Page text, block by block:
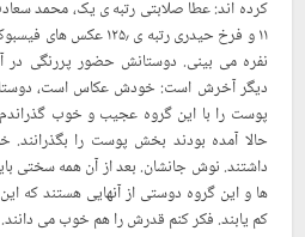
۱۱ و فرخ حیدری رتبه ی
نفره می بینی. دوستانش حضور پررنگی در
دیگر آخرش است: خودش عکاس است،
پوست را با این گروه عجیب و خوب
حالا آمده بودند بخش پوست را
داشتند. نوش جانشان. بعد از آن همه سختی
ها و این گروه دوستی از آنهایی هستند که
کم یابند. فکر کنم قدرش را هم خوب می دانند.